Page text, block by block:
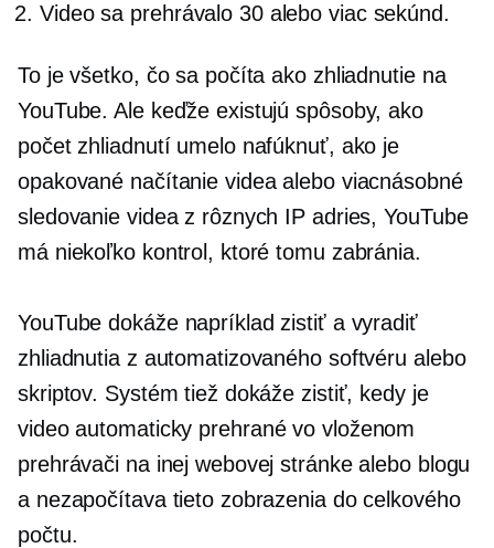
Video sa prehrávalo 30 alebo viac sekúnd.
To je všetko, čo sa počíta ako zhliadnutie na
YouTube. Ale keďže existujú spôsoby, ako
počet zhliadnutí umelo nafúknuť, ako je
opakované načítanie videa alebo viacnásobné
sledovanie videa z rôznych IP adries, YouTube
má niekoľko kontrol, ktoré tomu zabránia.
YouTube dokáže napríklad zistiť a vyradiť
zhliadnutia z automatizovaného softvéru alebo
skriptov. Systém tiež dokáže zistiť, kedy je
videoautomaticky prehranévo vloženom
prehrávači na inej webovej stránke alebo blogu
a nezapočítava tieto zobrazenia do celkového
počtu.